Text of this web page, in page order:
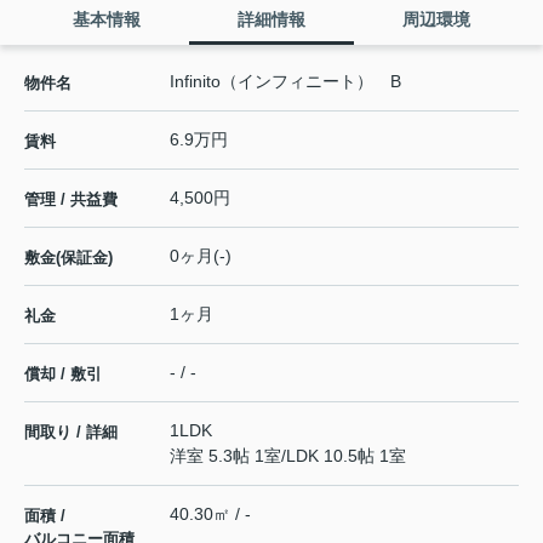
基本情報 詳細情報 周辺環境
物件名 Infinito（インフィニート） B
賃料 6.9万円
管理 / 共益費 4,500円
敷金(保証金) 0ヶ月(-)
礼金 1ヶ月
償却 / 敷引 - / -
間取り / 詳細
1LDK
洋室 5.3帖 1室/LDK 10.5帖 1室
面積 /
バルコニー面積
40.30㎡ / -